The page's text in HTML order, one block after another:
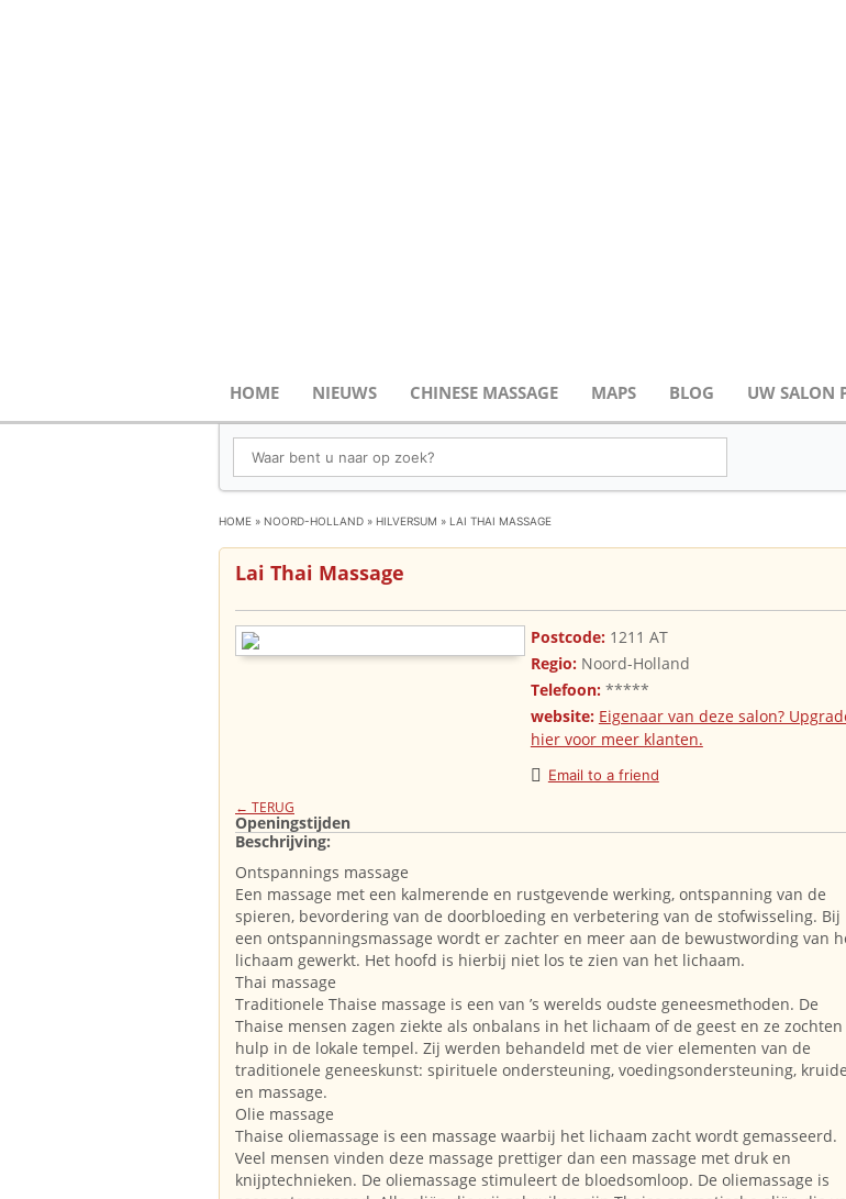
HOME NIEUWS CHINESE MASSAGE MAPS BLOG UW SALON
HOME » NOORD-HOLLAND » HILVERSUM » LAI THAI MASSAGE
Lai Thai Massage
Postcode: 1211 AT
Regio: Noord-Holland
Telefoon:*****
website: Eigenaar van deze salon?
hier voor meer klanten.
Email to a friend
← TERUG
Openingstijden
Beschrijving:
Ontspannings massage
Een massage met een kalmerende en rustgevende werking, ontspanning van de
spieren, bevordering van de doorbloeding en verbetering van de stofwisseling. Bij
een ontspanningsmassage wordt er zachter en meer aan de bewustwording van
lichaam gewerkt. Het hoofd is hierbij niet los te zien van het lichaam.
Thai massage
Traditionele Thaise massage is een van ’s werelds oudste geneesmethoden. De
Thaise mensen zagen ziekte als onbalans in het lichaam of de geest en ze zochten
hulp in de lokale tempel. Zij werden behandeld met de vier elementen van de
traditionele geneeskunst: spirituele ondersteuning, voedingsondersteuning,
en massage.
Olie massage
Thaise oliemassage is een massage waarbij het lichaam zacht wordt gemasseerd.
Veel mensen vinden deze massage prettiger dan een massage met druk en
knijptechnieken. De oliemassage stimuleert de bloedsomloop. De oliemassage is